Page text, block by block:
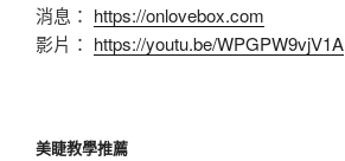
消息： https://onlovebox.com
影片： https://youtu.be/WPGPW9vjV1A
美睫教學推薦